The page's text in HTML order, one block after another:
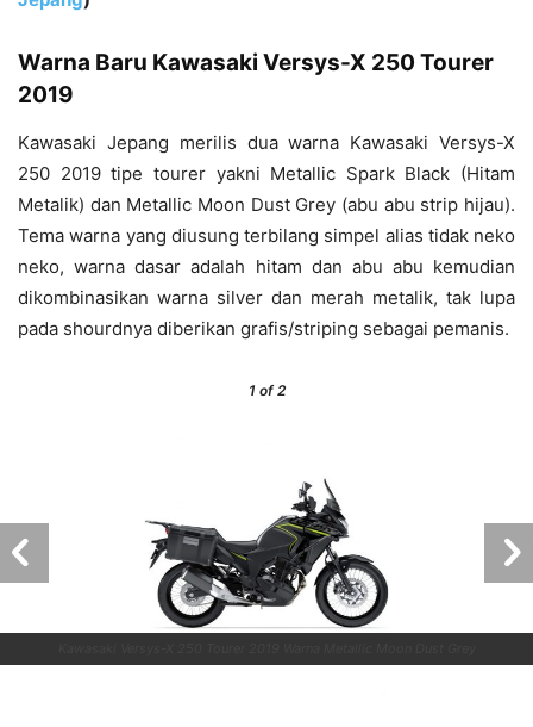
Warna Baru Kawasaki Versys-X 250 Tourer
2019
Kawasaki Jepang merilis dua warna Kawasaki Versys-X
250 2019 tipe tourer yakni Metallic Spark Black (Hitam
Metalik) dan Metallic Moon Dust Grey (abu abu strip hijau).
Tema warna yang diusung terbilang simpel alias tidak neko
neko, warna dasar adalah hitam dan abu abu kemudian
dikombinasikan warna silver dan merah metalik, tak lupa
pada shourdnya diberikan grafis/striping sebagai pemanis.
1of 2